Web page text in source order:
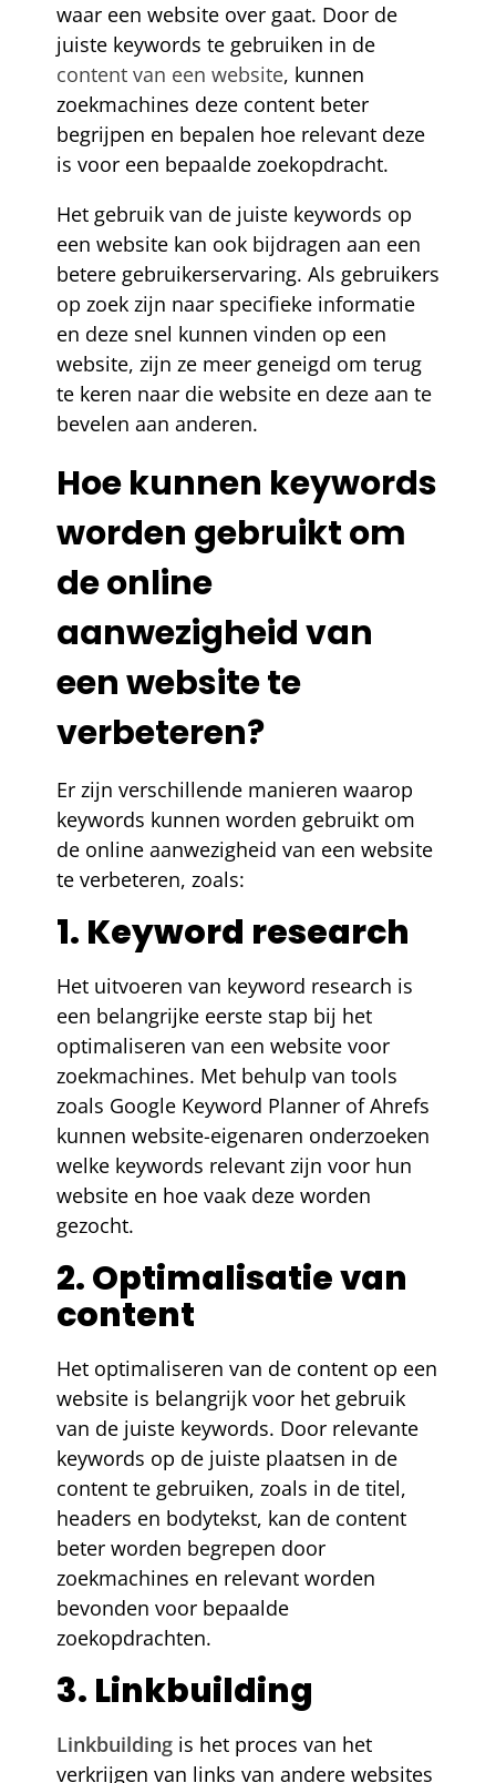
waar een website over gaat. Door de
juiste keywords te gebruiken in de
content van een website, kunnen
zoekmachines deze content beter
begrijpen en bepalen hoe relevant deze
is voor een bepaalde zoekopdracht.
Het gebruik van de juiste keywords op
een website kan ook bijdragen aan een
betere gebruikerservaring. Als gebruikers
op zoek zijn naar specifieke informatie
en deze snel kunnen vinden op een
website, zijn ze meer geneigd om terug
te keren naar die website en deze aan te
bevelen aan anderen.
Hoe kunnen keywords
worden gebruikt om
de online
aanwezigheid van
een website te
verbeteren?
Er zijn verschillende manieren waarop
keywords kunnen worden gebruikt om
de online aanwezigheid van een website
te verbeteren, zoals:
1. Keyword research
Het uitvoeren van keyword research is
een belangrijke eerste stap bij het
optimaliseren van een website voor
zoekmachines. Met behulp van tools
zoals Google Keyword Planner of Ahrefs
kunnen website-eigenaren onderzoeken
welke keywords relevant zijn voor hun
website en hoe vaak deze worden
gezocht.
2. Optimalisatie van
content
Het optimaliseren van de content op een
website is belangrijk voor het gebruik
van de juiste keywords. Door relevante
keywords op de juiste plaatsen in de
content te gebruiken, zoals in de titel,
headers en bodytekst, kan de content
beter worden begrepen door
zoekmachines en relevant worden
bevonden voor bepaalde
zoekopdrachten.
3. Linkbuilding
Linkbuilding is het proces van het
verkrijgen van links van andere websites